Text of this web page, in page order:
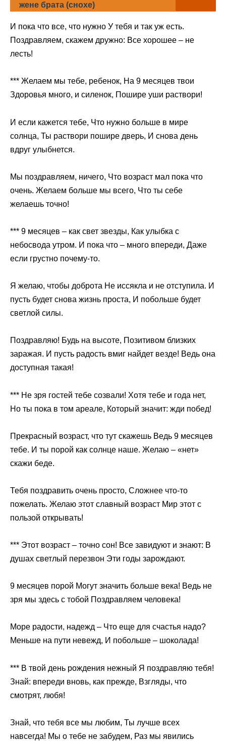
жене брата (снохе)
И пока что все, что нужно У тебя и так уж есть.
Поздравляем, скажем дружно: Все хорошее – не
лесть!
*** Желаем мы тебе, ребенок, На 9 месяцев твои
Здоровья много, и силенок, Пошире уши раствори!
И если кажется тебе, Что нужно больше в мире
солнца, Ты раствори пошире дверь, И снова день
вдруг улыбнется.
Мы поздравляем, ничего, Что возраст мал пока что
очень. Желаем больше мы всего, Что ты себе
желаешь точно!
*** 9 месяцев – как свет звезды, Как улыбка с
небосвода утром. И пока что – много впереди, Даже
если грустно почему-то.
Я желаю, чтобы доброта Не иссякла и не отступила. И
пусть будет снова жизнь проста, И побольше будет
светлой силы.
Поздравляю! Будь на высоте, Позитивом близких
заражая. И пусть радость вмиг найдет везде! Ведь она
доступная такая!
*** Не зря гостей тебе созвали! Хотя тебе и года нет,
Но ты пока в том ареале, Который значит: жди побед!
Прекрасный возраст, что тут скажешь Ведь 9 месяцев
тебе. И ты порой как солнце наше. Желаю – «нет»
скажи беде.
Тебя поздравить очень просто, Сложнее что-то
пожелать. Желаю этот славный возраст Мир этот с
пользой открывать!
*** Этот возраст – точно сон! Все завидуют и знают: В
душах светлый перезвон Эти годы зарождают.
9 месяцев порой Могут значить больше века! Ведь не
зря мы здесь с тобой Поздравляем человека!
Море радости, надежд – Что еще для счастья надо?
Меньше на пути невежд, И побольше – шоколада!
*** В твой день рождения нежный Я поздравляю тебя!
Знай: впереди вновь, как прежде, Взгляды, что
смотрят, любя!
Знай, что тебя все мы любим, Ты лучше всех
навсегда! Мы о тебе не забудем, Раз мы явились